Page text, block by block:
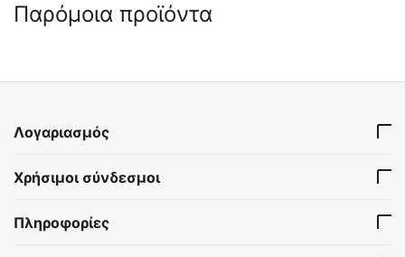
Παρόμοια προϊόντα
Μάσκα Τεχνητής Αναπνοής
Μιας Χρήσης σε Ατομικό
Άμεσα διαθέσιμο
Οινοπνεύματος Καθαρισμού
Λογαριασμός
Χρήσιμοι σύνδεσμοι
Πληροφορίες